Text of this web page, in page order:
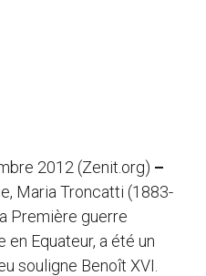
2012 (Zenit.org) –
Maria Troncatti (1883-
Première guerre
Equateur, a été un
souligne Benoît XVI.